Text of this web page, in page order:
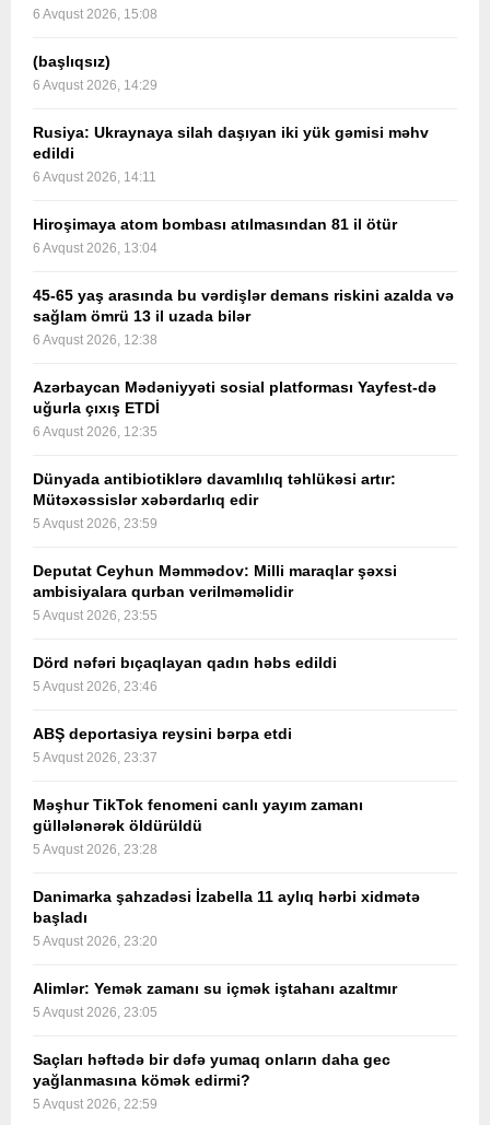
6 Avqust 2026, 15:08
(başlıqsız)
6 Avqust 2026, 14:29
Rusiya: Ukraynaya silah daşıyan iki yük gəmisi məhv
edildi
6 Avqust 2026, 14:11
Hiroşimaya atom bombası atılmasından 81 il ötür
6 Avqust 2026, 13:04
45-65 yaş arasında bu vərdişlər demans riskini azalda və
sağlam ömrü 13 il uzada bilər
6 Avqust 2026, 12:38
Azərbaycan Mədəniyyəti sosial platforması Yayfest-də
uğurla çıxış ETDİ
6 Avqust 2026, 12:35
Dünyada antibiotiklərə davamlılıq təhlükəsi artır:
Mütəxəssislər xəbərdarlıq edir
5 Avqust 2026, 23:59
Deputat Ceyhun Məmmədov: Milli maraqlar şəxsi
ambisiyalara qurban verilməməlidir
5 Avqust 2026, 23:55
Dörd nəfəri bıçaqlayan qadın həbs edildi
5 Avqust 2026, 23:46
ABŞ deportasiya reysini bərpa etdi
5 Avqust 2026, 23:37
Məşhur TikTok fenomeni canlı yayım zamanı
güllələnərək öldürüldü
5 Avqust 2026, 23:28
Danimarka şahzadəsi İzabella 11 aylıq hərbi xidmətə
başladı
5 Avqust 2026, 23:20
Alimlər: Yemək zamanı su içmək iştahanı azaltmır
5 Avqust 2026, 23:05
Saçları həftədə bir dəfə yumaq onların daha gec
yağlanmasına kömək edirmi?
5 Avqust 2026, 22:59